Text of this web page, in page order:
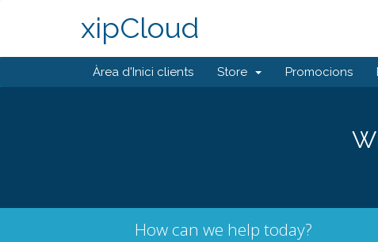
xipCloud
Àrea d'Inici clients Store Promocions
How can we help today?